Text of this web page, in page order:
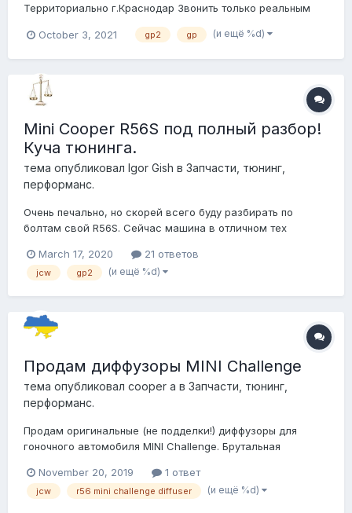
Территориально г.Краснодар Звонить только реальным
ИгорьOctober 3, 2021 gp2 gp (и ещё %d)
Mini Cooper R56S под полный разбор!
Куча тюнинга.
тема опубликовал Igor Gish в Запчасти, тюнинг,
перформанс.
Очень печально, но скорей всего буду разбирать по
болтам свой R56S. Сейчас машина в отличном тех
на значительную сумму не наберется снимать не буду,
причина разбора, машина в обременении на прежнем
March 17, 2020 21 ответов
jcw gp2 (и ещё %d)
Продам диффузоры MINI Challenge
тема опубликовал cooper a в Запчасти, тюнинг,
перформанс.
Продам оригинальные (не подделки!) диффузоры для
гоночного автомобиля MINI Challenge. Брутальная
Отправлю куда угодно.
November 20, 2019 1 ответ
jcw r56 mini challenge diffuser (и ещё %d)